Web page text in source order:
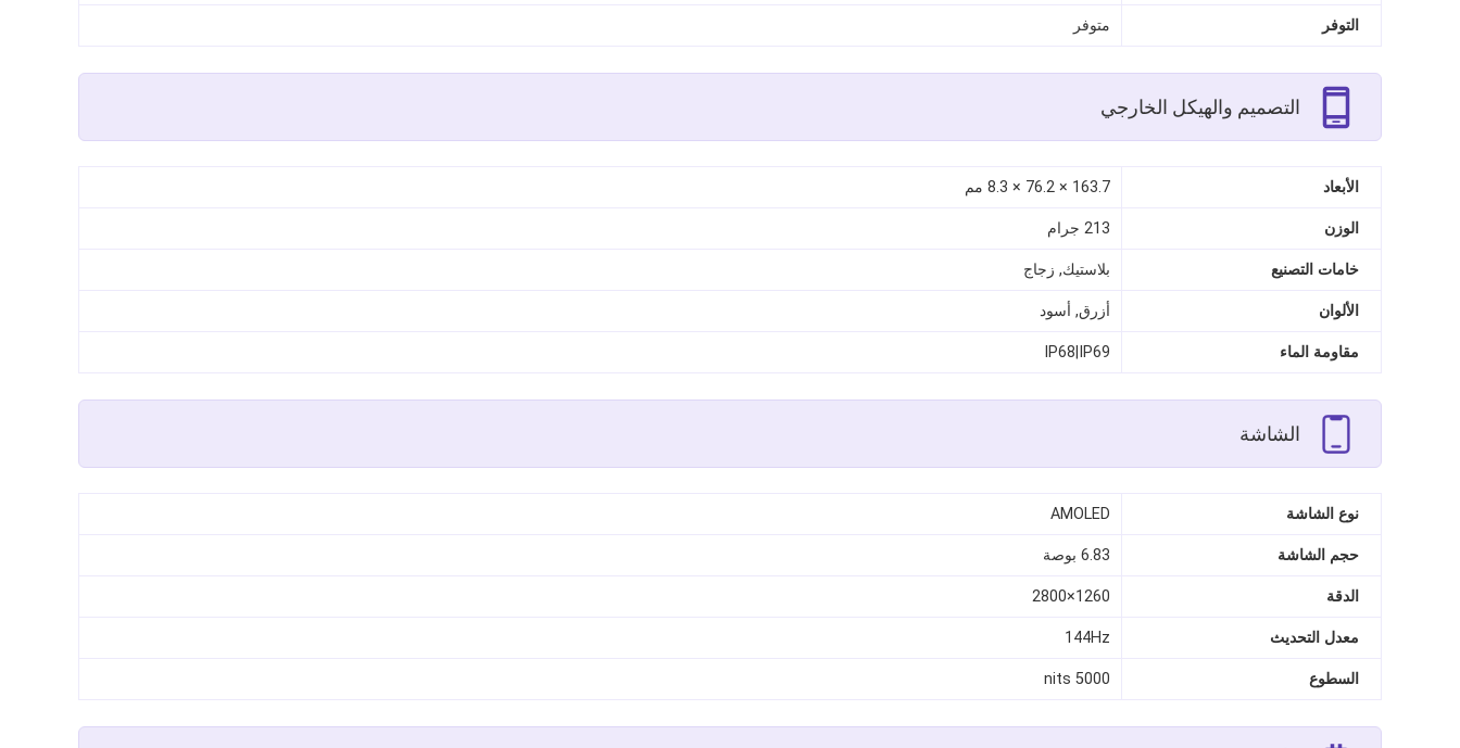
التوفر متوفر
التصميم والهيكل الخارجي
الأبعاد 163.7 × 76.2 × 8.3 مم
الوزن 213 جرام
خامات التصنيع بلاستيك, زجاج
الألوان أزرق, أسود
مقاومة الماء IP68|IP69
الشاشة
نوع الشاشة AMOLED
حجم الشاشة 6.83 بوصة
الدقة 1260×2800
معدل التحديث 144Hz
السطوع 5000 nits